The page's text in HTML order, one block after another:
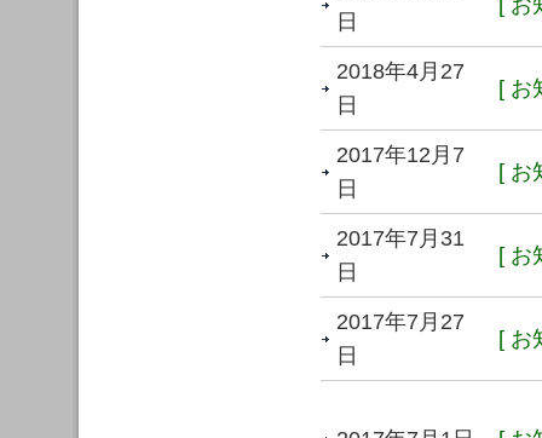
日
[ お
2018年4月27
日
[ お
2017年12月7
日
[ お
2017年7月31
日
[ お
2017年7月27
日
[ お